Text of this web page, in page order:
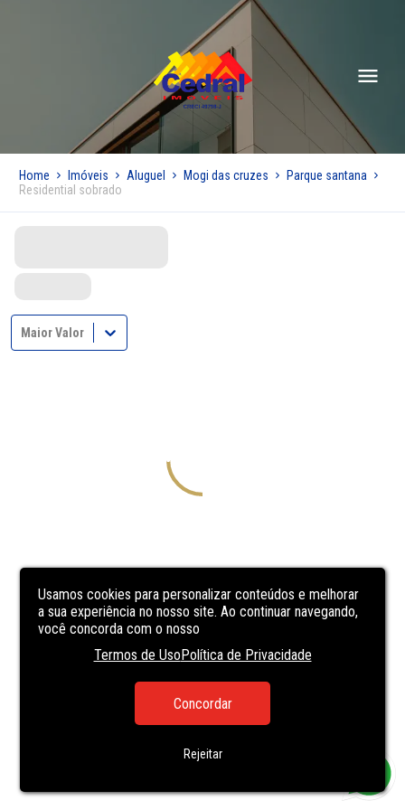
Usamos cookies para personalizar conteúdos e melhorar
a sua experiência no nosso site. Ao continuar navegando,
você concorda com o nosso
Termos de UsoPolítica de Privacidade
Concordar
Rejeitar
Home Imóveis Aluguel Mogi das cruzes
Parque santana
Residential sobrado
Maior Valor